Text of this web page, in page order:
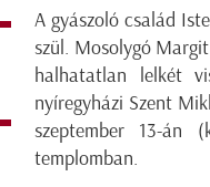
A gyászoló család
szül. Mosolygó
halhatatlan lelkét
nyíregyházi Szent
szeptember 13-án
templomban.